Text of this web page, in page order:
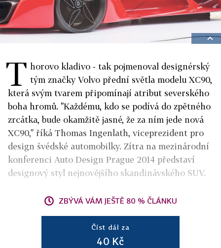
T horovo kladivo - tak pojmenoval designérský
tým značky Volvo přední světla modelu XC90,
která svým tvarem připomínají atribut severského
boha hromů. "Každému, kdo se podívá do zpětného
zrcátka, bude okamžitě jasné, že za ním jede nová
XC90," říká Thomas Ingenlath, viceprezident pro
design švédské automobilky. Zítra na mezinárodní
konferenci Auto Design Prague 2014 představí
designový styl nejnovějšího skandinávského SUV.
ZBÝVÁ VÁM JEŠTĚ 80 % ČLÁNKU
Číst dál za
40 Kč